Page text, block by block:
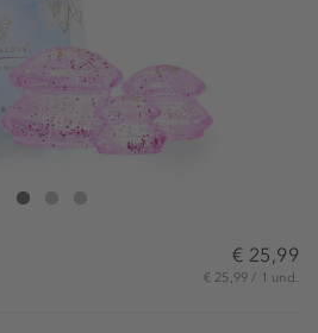
Crystallove Body Cupping Rose Set
€ 25,99
€ 25,99 / 1 und.